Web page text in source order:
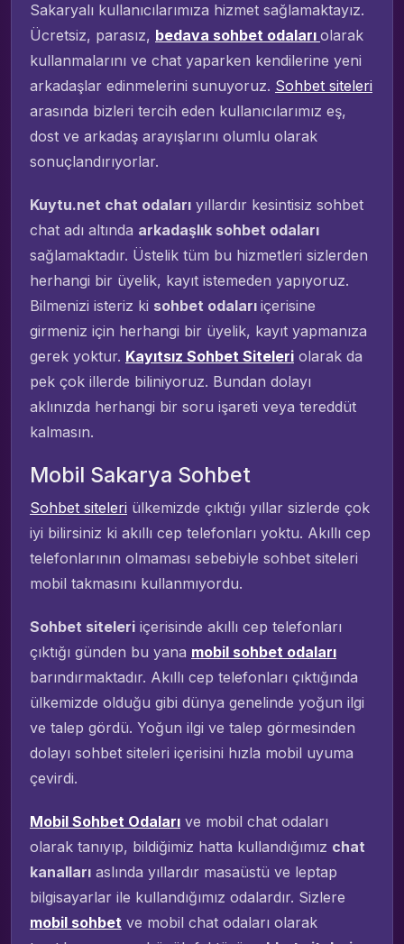
Sakaryalı kullanıcılarımıza hizmet sağlamaktayız.
Ücretsiz, parasız, bedava sohbet odaları olarak
kullanmalarını ve chat yaparken kendilerine yeni
arkadaşlar edinmelerini sunuyoruz. Sohbet siteleri
arasında bizleri tercih eden kullanıcılarımız eş,
dost ve arkadaş arayışlarını olumlu olarak
sonuçlandırıyorlar.
Kuytu.net chat odaları yıllardır kesintisiz sohbet
chat adı altında arkadaşlık sohbet odaları
sağlamaktadır. Üstelik tüm bu hizmetleri sizlerden
herhangi bir üyelik, kayıt istemeden yapıyoruz.
Bilmenizi isteriz ki sohbet odaları içerisine
girmeniz için herhangi bir üyelik, kayıt yapmanıza
gerek yoktur. Kayıtsız Sohbet Siteleri olarak da
pek çok illerde biliniyoruz. Bundan dolayı
aklınızda herhangi bir soru işareti veya tereddüt
kalmasın.
Mobil Sakarya Sohbet
Sohbet siteleri ülkemizde çıktığı yıllar sizlerde çok
iyi bilirsiniz ki akıllı cep telefonları yoktu. Akıllı cep
telefonlarının olmaması sebebiyle sohbet siteleri
mobil takmasını kullanmıyordu.
Sohbet siteleri içerisinde akıllı cep telefonları
çıktığı günden bu yana mobil sohbet odaları
barındırmaktadır. Akıllı cep telefonları çıktığında
ülkemizde olduğu gibi dünya genelinde yoğun ilgi
ve talep gördü. Yoğun ilgi ve talep görmesinden
dolayı sohbet siteleri içerisini hızla mobil uyuma
çevirdi.
Mobil Sohbet Odaları ve mobil chat odaları
olarak tanıyıp, bildiğimiz hatta kullandığımız chat
kanalları aslında yıllardır masaüstü ve leptap
bilgisayarlar ile kullandığımız odalardır. Sizlere
mobil sohbet ve mobil chat odaları olarak